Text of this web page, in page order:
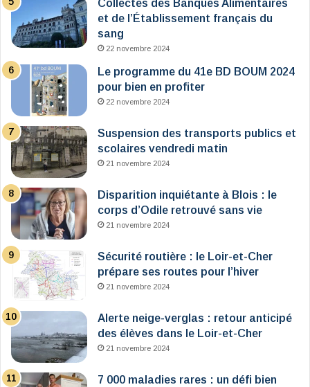
Collectes des Banques Alimentaires
et de l’Établissement français du
sang
22 novembre 2024
Le programme du 41e BD BOUM 2024
pour bien en profiter
22 novembre 2024
Suspension des transports publics et
scolaires vendredi matin
21 novembre 2024
Disparition inquiétante à Blois : le
corps d’Odile retrouvé sans vie
21 novembre 2024
Sécurité routière : le Loir-et-Cher
prépare ses routes pour l’hiver
21 novembre 2024
Alerte neige-verglas : retour anticipé
des élèves dans le Loir-et-Cher
21 novembre 2024
7 000 maladies rares : un défi bien